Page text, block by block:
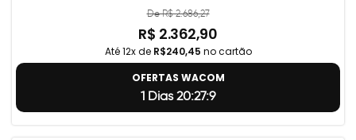
De R$ 2.686,27
R$ 2.362,90
Até 12x de R$240,45 no cartão
OFERTAS WACOM
1 Dias 20:27:8